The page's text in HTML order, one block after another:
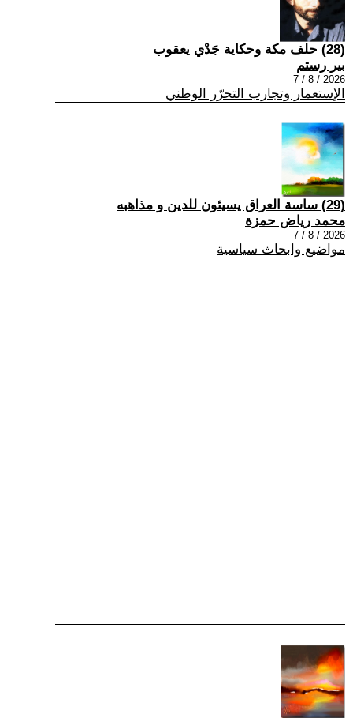
(28) حلف مكة وحكاية جَدْي يعقوب
بير رستم
2026 / 8 / 7
الإستعمار وتجارب التحرّر الوطني
(29) ساسة العراق يسيئون للدين و مذاهبه
محمد رياض حمزة
2026 / 8 / 7
مواضيع وابحاث سياسية